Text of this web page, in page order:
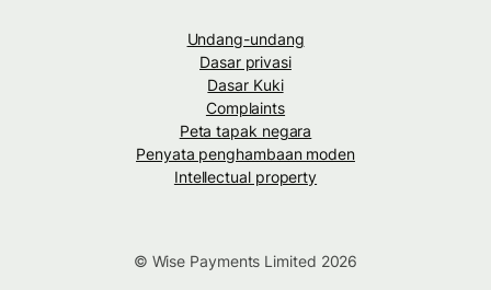
Undang-undang
Dasar privasi
Dasar Kuki
Complaints
Peta tapak negara
Penyata penghambaan moden
Intellectual property
© Wise Payments Limited 2026